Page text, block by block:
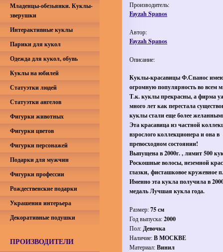
Производитель:
Fayzah Spanos
Автор:
Fayzah Spanos
Описание:
Куклы-красавицы Ф.Спанос
огромную популярность во всем
Т.к. куклы прекрасны, а фирма
много лет как перестала
куклы стали еще более
Эта красавица из частной
взрослого коллекционера и она в
превосходном состоянии!
Выпущена в 2000г. , лимит 500
Роскошные волосы, неземной
глазки, фисташковое кружевное
Именно эта кукла получила в
медаль Лучшая кукла года.
Размер:75 см
Год выпуска:2000
Пол:Девочка
Наличие:В МОСКВЕ
Материал:Винил
Младенцы-обезьянки. Куклы-
зверушки
Интерактивные куклы
Парики для кукол
Одежда для кукол, обувь
Куклы на юбилей
Статуэтки людей
Статуэтки ангелов
Фигурки животных
Фигурки цветов
Фигурки персонажей
Подарки для мужчин
Фигурки профессии
Рождественские подарки
Украшения интерьера
Декоративные подушки
ПРОИЗВОДИТЕЛИ